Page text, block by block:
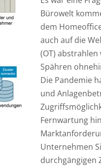
Bürowelt
dem
auch auf die
(OT)
Spähren
Die Pandemie
und
Fernwartung
Unternehmen
durchgängigen